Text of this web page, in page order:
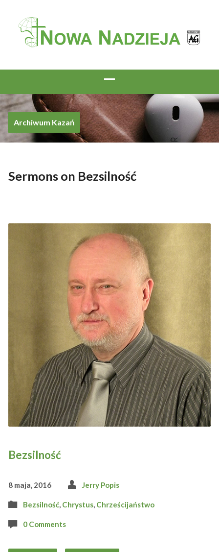
Archiwum Kazań
Sermons on Bezsilność
Bezsilność
8 maja, 2016 Jerry Popis
Bezsilność, Chrystus, Chrześcijaństwo
0 Comments